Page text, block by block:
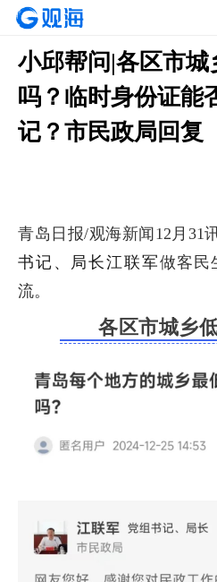
小邱帮问|各区市
吗？临时身份证能
记？市民政局回复
青岛日报/观海新闻12月31
书记、局长江联军做客民
流。
各区市城乡